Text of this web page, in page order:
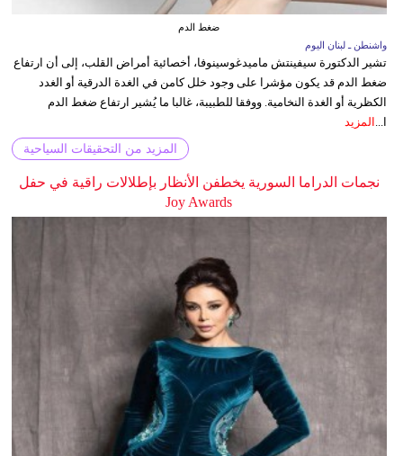
ضغط الدم
واشنطن ـ لبنان اليوم
تشير الدكتورة سيفينتش ماميدغوسينوفا، أخصائية أمراض القلب، إلى أن ارتفاع
ضغط الدم قد يكون مؤشرا على وجود خلل كامن في الغدة الدرقية أو الغدد
الكظرية أو الغدة النخامية. ووفقا للطبيبة، غالبا ما يُشير ارتفاع ضغط الدم
ا...
المزيد
المزيد من التحقيقات السياحية
نجمات الدراما السورية يخطفن الأنظار بإطلالات راقية في حفل
Joy Awards